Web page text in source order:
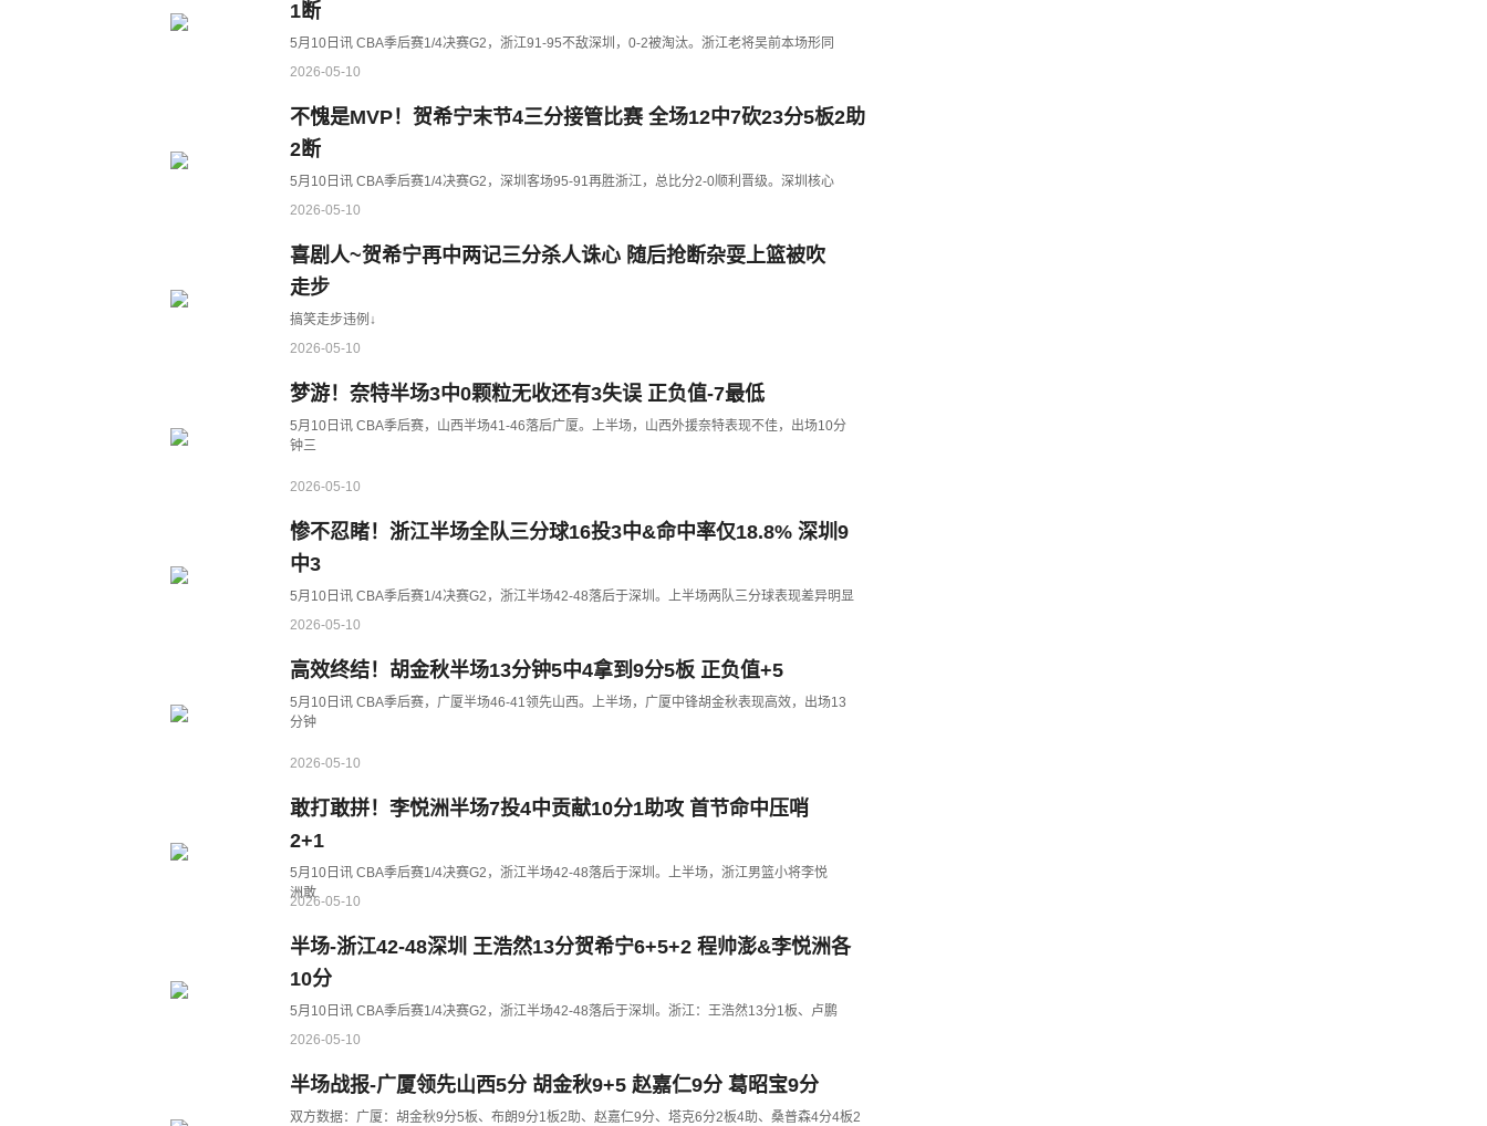
1断
5月10日讯 CBA季后赛1/4决赛G2，浙江91-95不敌深圳，0-2被淘汰。浙江老将吴前本场形同
2026-05-10
不愧是MVP！贺希宁末节4三分接管比赛 全场12中7砍23分5板2助
2断
5月10日讯 CBA季后赛1/4决赛G2，深圳客场95-91再胜浙江，总比分2-0顺利晋级。深圳核心
2026-05-10
喜剧人~贺希宁再中两记三分杀人诛心 随后抢断杂耍上篮被吹
走步
搞笑走步违例↓
2026-05-10
梦游！奈特半场3中0颗粒无收还有3失误 正负值-7最低
5月10日讯 CBA季后赛，山西半场41-46落后广厦。上半场，山西外援奈特表现不佳，出场10分
钟三
2026-05-10
惨不忍睹！浙江半场全队三分球16投3中&命中率仅18.8% 深圳9
中3
5月10日讯 CBA季后赛1/4决赛G2，浙江半场42-48落后于深圳。上半场两队三分球表现差异明显
2026-05-10
高效终结！胡金秋半场13分钟5中4拿到9分5板 正负值+5
5月10日讯 CBA季后赛，广厦半场46-41领先山西。上半场，广厦中锋胡金秋表现高效，出场13
分钟
2026-05-10
敢打敢拼！李悦洲半场7投4中贡献10分1助攻 首节命中压哨
2+1
5月10日讯 CBA季后赛1/4决赛G2，浙江半场42-48落后于深圳。上半场，浙江男篮小将李悦
洲敢
2026-05-10
半场-浙江42-48深圳 王浩然13分贺希宁6+5+2 程帅澎&李悦洲各
10分
5月10日讯 CBA季后赛1/4决赛G2，浙江半场42-48落后于深圳。浙江：王浩然13分1板、卢鹏
2026-05-10
半场战报-广厦领先山西5分 胡金秋9+5 赵嘉仁9分 葛昭宝9分
双方数据：广厦：胡金秋9分5板、布朗9分1板2助、赵嘉仁9分、塔克6分2板4助、桑普森4分4板2